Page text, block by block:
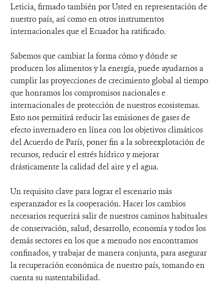
Leticia, firmado también por Usted en representación de
nuestro país, así como en otros instrumentos
internacionales que el Ecuador ha ratificado.
Sabemos que cambiar la forma cómo y dónde se
producen los alimentos y la energía, puede ayudarnos a
cumplir las proyecciones de crecimiento global al tiempo
que honramos los compromisos nacionales e
internacionales de protección de nuestros ecosistemas.
Esto nos permitirá reducir las emisiones de gases de
efecto invernadero en línea con los objetivos climáticos
del Acuerdo de París, poner fin a la sobreexplotación de
recursos, reducir el estrés hídrico y mejorar
drásticamente la calidad del aire y el agua.
Un requisito clave para lograr el escenario más
esperanzador es la cooperación. Hacer los cambios
necesarios requerirá salir de nuestros caminos habituales
de conservación, salud, desarrollo, economía y todos los
demás sectores en los que a menudo nos encontramos
confinados, y trabajar de manera conjunta, para asegurar
la recuperación económica de nuestro país, tomando en
cuenta su sustentabilidad.